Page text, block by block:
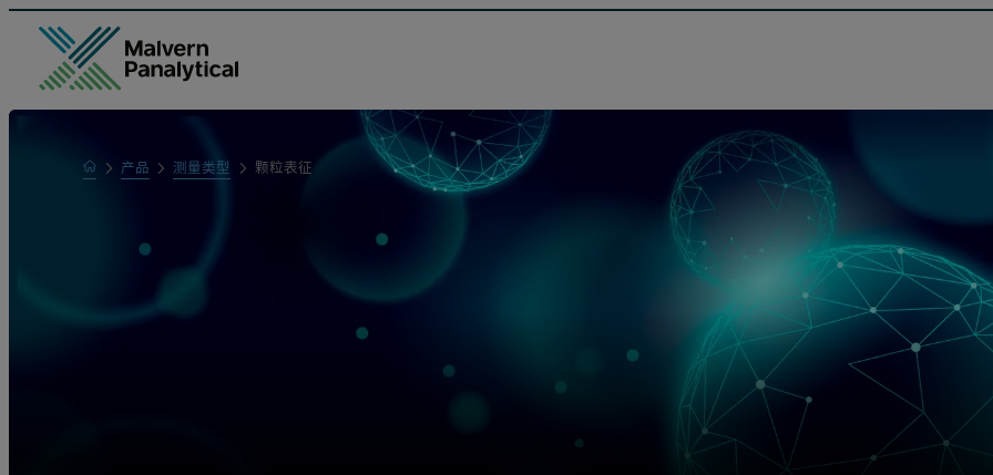
Home产品 测量类型 颗粒表征